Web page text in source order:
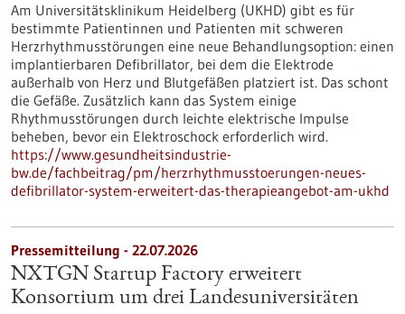
Am Universitätsklinikum Heidelberg (UKHD) gibt es für
bestimmte Patientinnen und Patienten mit schweren
Herzrhythmusstörungen eine neue Behandlungsoption: einen
implantierbaren Defibrillator, bei dem die Elektrode
außerhalb von Herz und Blutgefäßen platziert ist. Das schont
die Gefäße. Zusätzlich kann das System einige
Rhythmusstörungen durch leichte elektrische Impulse
beheben, bevor ein Elektroschock erforderlich wird.
https://www.gesundheitsindustrie-
bw.de/fachbeitrag/pm/herzrhythmusstoerungen-neues-
defibrillator-system-erweitert-das-therapieangebot-am-ukhd
Pressemitteilung - 22.07.2026
NXTGN Startup Factory erweitert
Konsortium um drei Landesuniversitäten